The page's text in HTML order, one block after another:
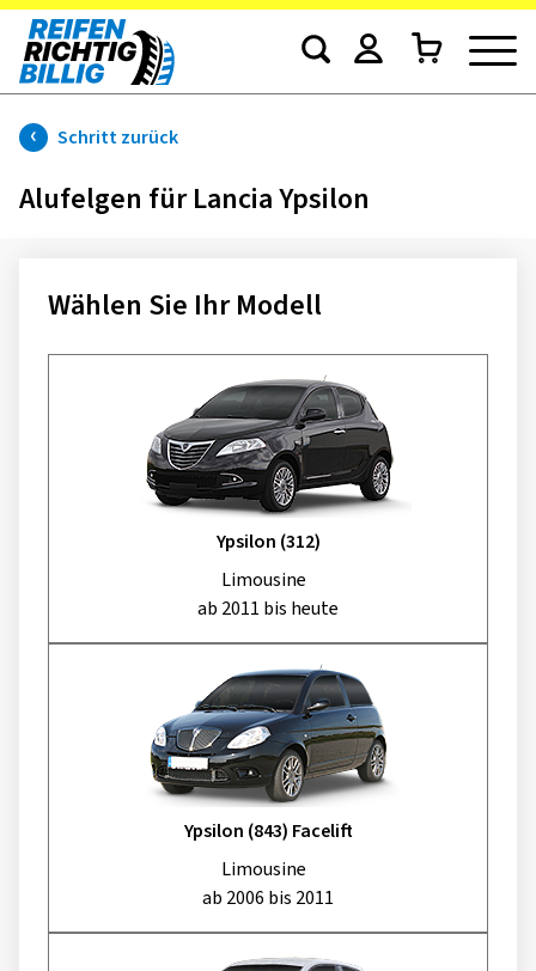
Schritt zurück
Alufelgen für Lancia Ypsilon
Wählen Sie Ihr Modell
Ypsilon (312)
Limousine
ab 2011 bis heute
Ypsilon (843) Facelift
Limousine
ab 2006 bis 2011